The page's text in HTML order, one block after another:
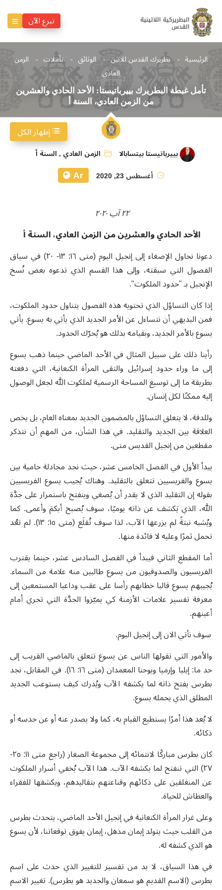
تبرع الآن
الرئيسية بطريرك القدس للاتين الوثائق تأملات
الزمن
العادي
تأمل غبطة البطريرك بييرباتيستا: الأحد الحادي والعشرين
من الزمن العادي، السنة أ
بييرباتيستا بيتسابالا الزمن العادي , السنة أ
أغسطس 23, 2020
Ar
٢٢ آب ٢٠٢٠
الأحد الحادي والعشرين من الزمن العادي، السنة أ
دعونا نحاول الإصغاء إلى إنجيل اليوم (متى ١٦: ١٣- ٢٠) في سياق
الفصول التي سبقته، وإلى هذا القسم الذي تدعوه بعض نُسخ
الإنجيل بـ "حدود الملكوت".
إذا كان التساؤل الذي تحتويه هذه الفصول يتناول حدود الملكوت،
فمن البديهي أن نتساءل عن الأمر الجديد الذي يأتي به يسوع. يأتي
يسوع بالأمر الجديد، وبقيامه بذلك هو يُحرّك الحدود.
رأينا ذلك على سبيل المثال في الأحد الماضي حينما ذهب يسوع
إلى ما وراء حدود إسرائيل والتقى المرأة الكنعانية، التي دفعته
بطريقة ما إلى توسيع المساحة الرسمية لملكوت الله لجعل الوصول
إليه ممكنًا لكل إنسان.
وللدقة، لا يتعلق التساؤل بالمضمون الجديد بمعناه العام، بل يخص
العلاقة بين الجديد والتقليد. في هذا الشأن، من المهم أن نتذكر
مقطعين من إنجيل القديس متى.
يبدأ الأول في الفصل الخامس عشر، حيث نجد مجادلة حامية بين
يسوع والفريسيين تتعلق بالتقليد. وهناك يُجيب يسوع الفريسيين
بقوله إن التقليد الذي لا يقدر أن يُصغي وينفتح باستمرار على جدَّة
الله، الذي يَكشف عن ذاته يوميًا، سوف يُصبح أبكمَ وأعمى. كما
ويُشبه نبتةً لم يزرعها الآب، لذا سوف تُقلَع (متى ١٥: ١٣). لم تعُد
تحمل ثمرًا وعليه لا فائدة منها.
أما المقطع الثاني فيبدأ في الفصل السادس عشر، حينما يقترب
الفريسيون والصدوقيون من يسوع طالبين منه علامة من السماء.
يُجيبهم يسوع قالبا خطابهم رأسا على عقب وداعيا المستمعين إلى
معرفة تفسير علامات الأزمنة كي يميّزوا الجدَّة التي تجري أمام
أعينهم.
سوف نأتي الان إلى إنجيل اليوم.
والأمور التي تقولها الناس عن يسوع تتعلق بالماضي القريب إلى
حد ما: إيليا وإرميا ويوحنا المعمدان (متى ١٦: ١٦). في المقابل، نجد
بطرس يفتح ذاته لما يكشفه الآب ويُدرك كيف يستوعب الجديد
المطلق الذي يحمله يسوع.
لا يُعد هذا أمرًا يستطيع القيام به، كما ولا يصدر عنه أو عن حدسه أو
ذكائه.
كان بطرس مباركًا لانتمائه إلى مجموعة الصغار (راجع متى ١١: ٢٥-
٢٧) التي تنفتح لما يكشفه الآب. هذا الآب يُخفي أسرار الملكوت
عن المنغلقين على ذكائهم وقناعتهم بتقاليدهم، ويكشفها للفقراء
والعطاش للحياة.
وعلى غرار المرأة الكنعانية في إنجيل الأحد الماضي، يتحدث بطرس
من القلب حيث يتولد إيمان مذهل، إيمان يفوق توقعاتنا، لأن يسوع
هو الذي كشفه له.
في هذا السياق، لا بد من تفسير للتغيير الذي حدث على اسم
بطرس (الاسم القديم هو سمعان والجديد هو بطرس). تغيير الاسم
إظهار الكل